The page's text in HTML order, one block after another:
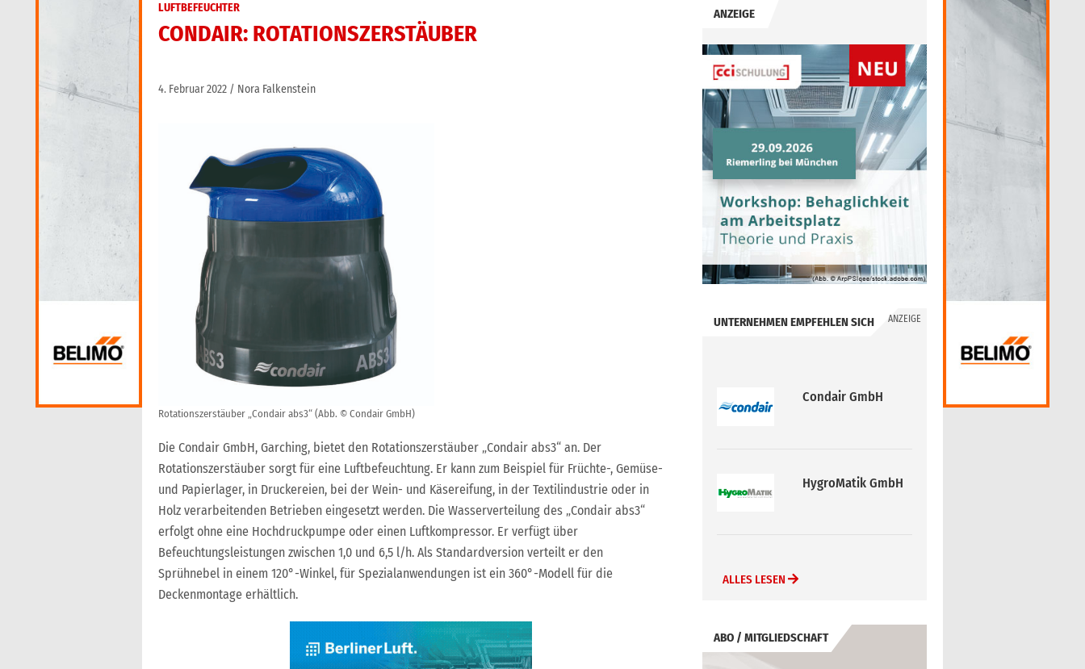
LUFTBEFEUCHTER
CONDAIR: ROTATIONSZERSTÄUBER
4. Februar 2022 Nora Falkenstein
Rotationszerstäuber „Condair abs3“ (Abb. © Condair GmbH)
Die Condair GmbH, Garching, bietet den Rotationszerstäuber „Condair abs3“ an. Der
Rotationszerstäuber sorgt für eine Luftbefeuchtung. Er kann zum Beispiel für Früchte-, Gemüse-
und Papierlager, in Druckereien, bei der Wein- und Käsereifung, in der Textilindustrie oder in
Holz verarbeitenden Betrieben eingesetzt werden. Die Wasserverteilung des „Condair abs3“
erfolgt ohne eine Hochdruckpumpe oder einen Luftkompressor. Er verfügt über
Befeuchtungsleistungen zwischen 1,0 und 6,5 l/h. Als Standardversion verteilt er den
Sprühnebel in einem 120°-Winkel, für Spezialanwendungen ist ein 360°-Modell für die
Deckenmontage erhältlich.
ANZEIGE
UNTERNEHMEN EMPFEHLEN SICH ANZEIGE
Condair GmbH
HygroMatik GmbH
ALLES LESEN
ABO / MITGLIEDSCHAFT